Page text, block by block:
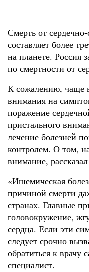
Смерть от
составляет более
на планете.
по смертности от
К сожалению, чаще
внимания на
поражение
пристального
лечение болезней
контролем. О том,
внимание,
«Ишемическая
причиной смерти
странах. Главные
головокружение,
сердца. Если эти
следует срочно
обратиться к врачу
специалист.